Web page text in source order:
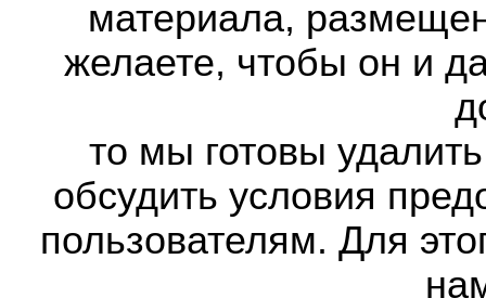
материала,
желаете, чтобы он и
то мы готовы
обсудить условия
пользователям. Для